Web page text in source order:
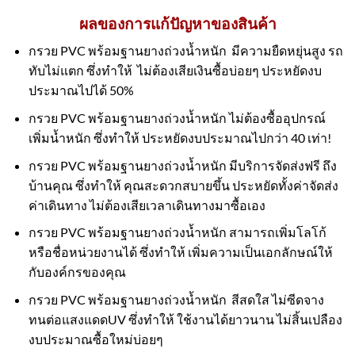
ผลของการแก้ปัญหาของสินค้า
กรวย PVC พร้อมฐานยางถ่วงน้ำหนัก มีความยืดหยุ่นสูง รถ
ทับไม่แตก ซึ่งทำให้ ไม่ต้องเสียเงินซื้อบ่อยๆ ประหยัดงบ
ประมาณไปได้ 50%
กรวย PVC พร้อมฐานยางถ่วงน้ำหนัก ไม่ต้องซื้ออุปกรณ์
เพิ่มน้ำหนัก ซึ่งทำให้ ประหยัดงบประมาณไปกว่า 40 เท่า!
กรวย PVC พร้อมฐานยางถ่วงน้ำหนัก มีบริการจัดส่งฟรี ถึง
บ้านคุณ ซึ่งทำให้ คุณสะดวกสบายขึ้น ประหยัดทั้งค่าจัดส่ง
ค่าเดินทาง ไม่ต้องเสียเวลาเดินทางมาซื้อเอง
กรวย PVC พร้อมฐานยางถ่วงน้ำหนัก สามารถเพิ่มโลโก้
หรือชื่อหน่วยงานได้ ซึ่งทำให้ เพิ่มความเป็นเอกลักษณ์ให้
กับองค์กรของคุณ
กรวย PVC พร้อมฐานยางถ่วงน้ำหนัก สีสดใส ไม่ซีดจาง
ทนต่อแสงแดดUV ซึ่งทำให้ ใช้งานได้ยาวนาน ไม่สิ้นเปลือง
งบประมาณซื้อใหม่บ่อยๆ